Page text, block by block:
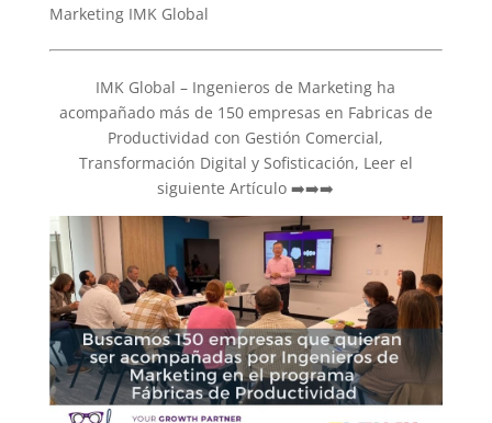
Marketing IMK Global
IMK Global – Ingenieros de Marketing ha
acompañado más de 150 empresas en Fabricas de
Productividad con Gestión Comercial,
Transformación Digital y Sofisticación, Leer el
siguiente Artículo ➡️➡️➡️